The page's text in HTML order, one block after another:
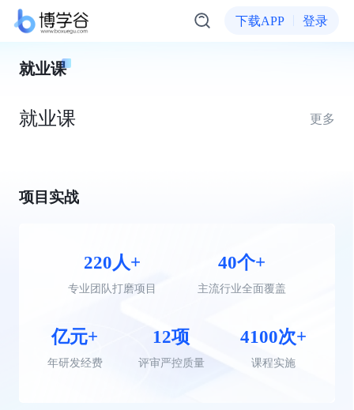
下载APP 登录
就业课
就业课 更多
项目实战
220人+
专业团队打磨项目
40个+
主流行业全面覆盖
亿元+
年研发经费
12项
评审严控质量
4100次+
课程实施